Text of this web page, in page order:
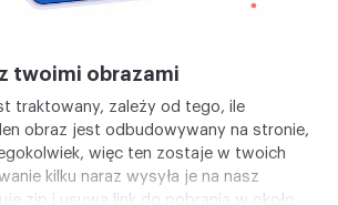
twoimi obrazami
traktowany, zależy od tego, ile
obraz jest odbudowywany na stronie,
więc ten zostaje w twoich
kilku naraz wysyła je na nasz
zip i usuwa link do pobrania w około